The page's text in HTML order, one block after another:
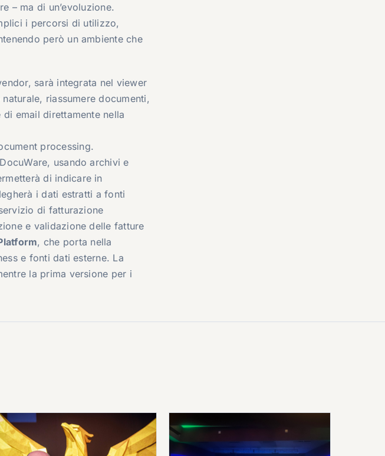
– ma di un’evoluzione.
i percorsi di utilizzo,
però un ambiente che
sarà integrata nel viewer
riassumere documenti,
email direttamente nella
processing.
usando archivi e
di indicare in
i dati estratti a fonti
di fatturazione
e validazione delle fatture
, che porta nella
e fonti dati esterne. La
la prima versione per i